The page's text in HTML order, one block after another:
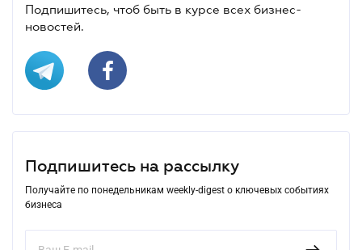
Подпишитесь, чтоб быть в курсе всех бизнес-
новостей.
Подпишитесь на рассылку
Получайте по понедельникам weekly-digest о ключевых событиях
бизнеса